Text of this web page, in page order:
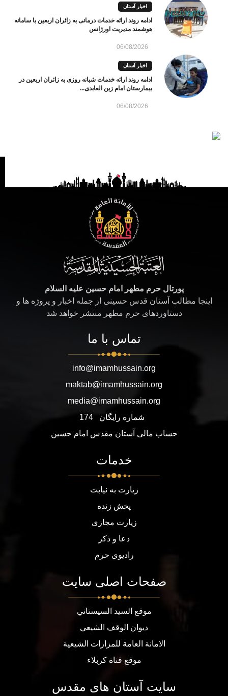
اخبار آستان
ادامه روند ارائه خدمات درمانی به زائران اربعین با سامانه
هوشمند مدیریت اورژانس
06/08/2026
اخبار آستان
ادامه روند ارائه خدمات شبانه روزی به زائران اربعین در
بیمارستان امام زین العابدی...
06/08/2026
پورتال حرم مطهر امام حسین علیه السلام
اینجا مطالب آستان قدس حسینی از جمله اخبار و پروژه ها و
دستاوردهای حرم مطهر منتشر خواهد شد
تماس با ما
info@imamhussain.org
maktab@imamhussain.org
media@imamhussain.org
شماره رایگان
174
حساب مالی آستان مقدس امام حسین
خدمات
زیارت به نیابت
پخش زنده
زیارت مجازی
دعا و ذکر
رادیوی حرم
صفحات اصلی سایت
موقع السيد السيستاني
ديوان الوقف الشيعي
الامانة العامة للمزارات الشيعية
موقع قناة كربلاء
سایت آستان های مقدس